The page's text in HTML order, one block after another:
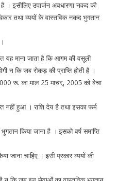
। इसीलिए उपार्जन अवधारणा नकद की
तथा व्ययों के वास्तविक नकद भुगतान
यह माना जाता है कि आगम की वसूली
न कि जब रोकड़ की प्राप्ति होती है ।
रू. का माल 25 माचर्, 2005 को बेचा
हुआ । राशि देय है तथा इसका फर्म
किया जाना है । इसको वर्ष समाप्ति
जाना चाहिए । इसी प्रकार व्ययों की